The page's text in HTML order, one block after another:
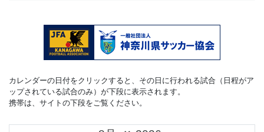
カレンダーの日付をクリックすると、その日に行われる試合（日程がア
ップされている試合のみ）が下段に表示されます。
携帯は、サイトの下段をご覧ください。